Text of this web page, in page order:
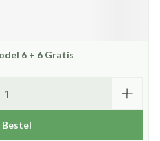
6 + 6 Gratis
Bestel